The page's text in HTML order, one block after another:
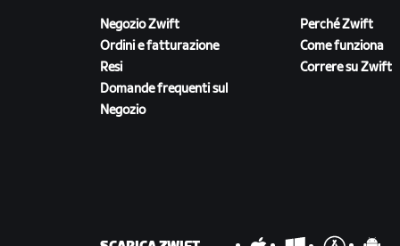
Negozio Zwift
Ordini e fatturazione
Resi
Domande frequenti sul
Negozio
Perché Zwift
Come funziona
Correre su Zwift